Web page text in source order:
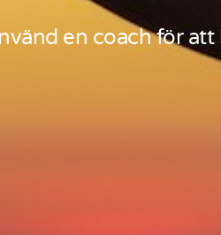
en coach för